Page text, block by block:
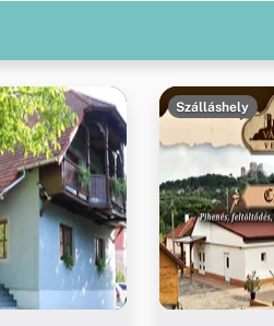
Szálláshely